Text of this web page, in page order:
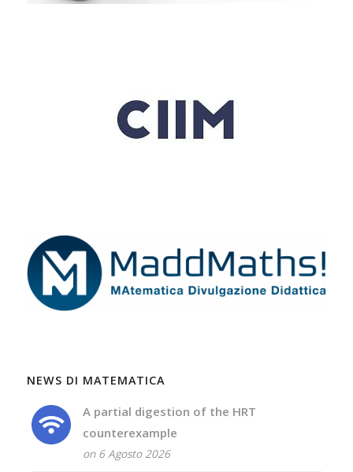
NEWS DI MATEMATICA
A partial digestion of the HRT
counterexample
on 6 Agosto 2026